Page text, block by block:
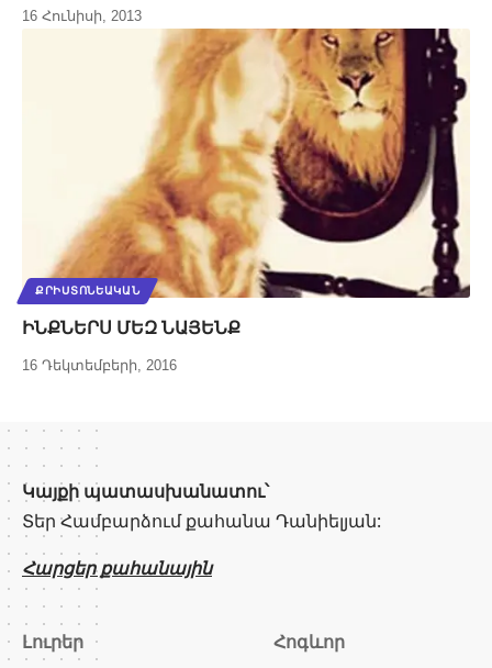
16 Հունիսի, 2013
ՔՐԻՍՏՈՆԵԱԿԱՆ
ԻՆՔՆԵՐՍ ՄԵԶ ՆԱՅԵՆՔ
16 Դեկտեմբերի, 2016
Կայքի պատասխանատու՝
Տեր Համբարձում քահանա Դանիելյան:
Հարցեր քահանային
Լուրեր Հոգևոր